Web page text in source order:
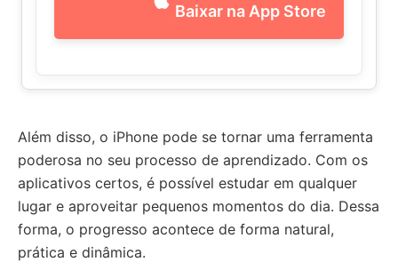
Baixar na App Store
Além disso, o iPhone pode se tornar uma ferramenta
poderosa no seu processo de aprendizado. Com os
aplicativos certos, é possível estudar em qualquer
lugar e aproveitar pequenos momentos do dia. Dessa
forma, o progresso acontece de forma natural,
prática e dinâmica.